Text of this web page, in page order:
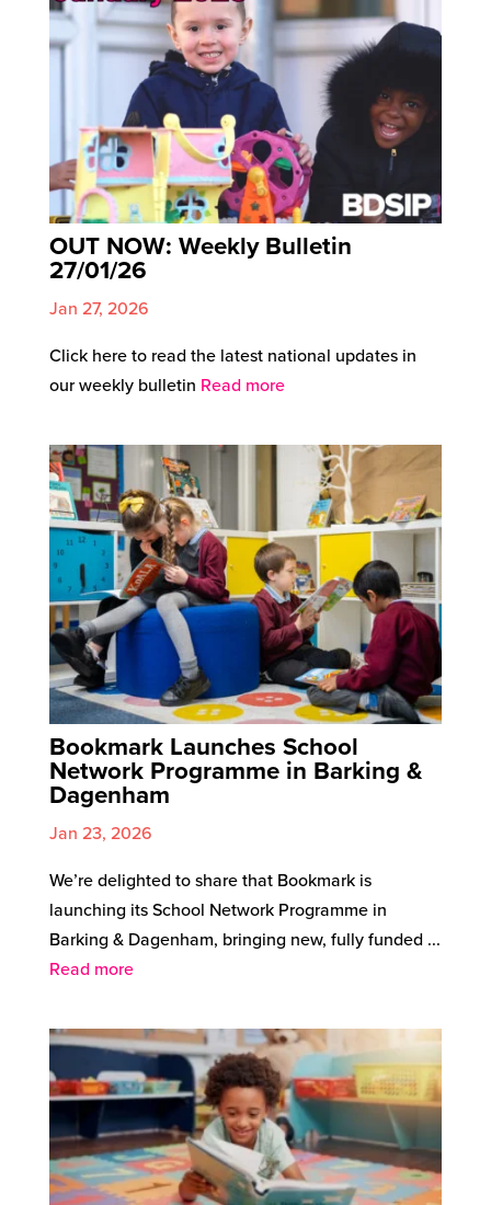
OUT NOW: Weekly Bulletin
27/01/26
Jan 27, 2026
Click here to read the latest national updates in
our weekly bulletin Read more
Bookmark Launches School
Network Programme in Barking &
Dagenham
Jan 23, 2026
We’re delighted to share that Bookmark is
launching its School Network Programme in
Barking & Dagenham, bringing new, fully funded ...
Read more